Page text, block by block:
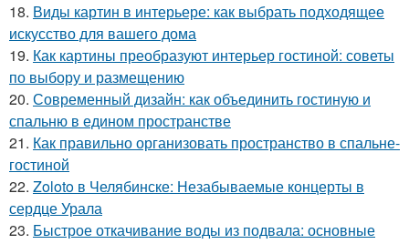
18. Виды картин в интерьере: как выбрать подходящее
искусство для вашего дома
19. Как картины преобразуют интерьер гостиной: советы
по выбору и размещению
20. Современный дизайн: как объединить гостиную и
спальню в едином пространстве
21. Как правильно организовать пространство в спальне-
гостиной
22. Zoloto в Челябинске: Незабываемые концерты в
сердце Урала
23. Быстрое откачивание воды из подвала: основные